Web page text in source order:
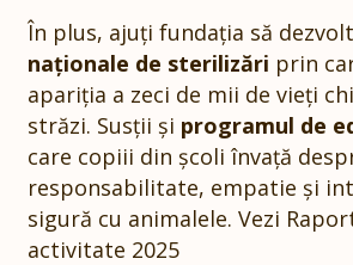
În plus, ajuți fundația să
naționale de sterilizări prin
apariția a zeci de mii de vieți
străzi. Susții și programul de
care copiii din școli învață
responsabilitate, empatie și
sigură cu animalele. Vezi
activitate 2025